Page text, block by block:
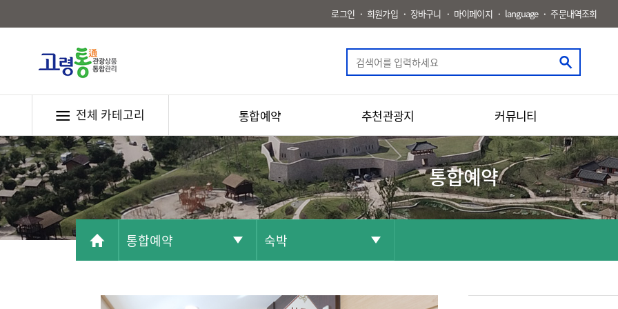
로그인 회원가입 장바구니 마이페이지 language 주문내역조회
전체 카테고리 통합예약 추천관광지 커뮤니티
통합예약
통합예약 숙박